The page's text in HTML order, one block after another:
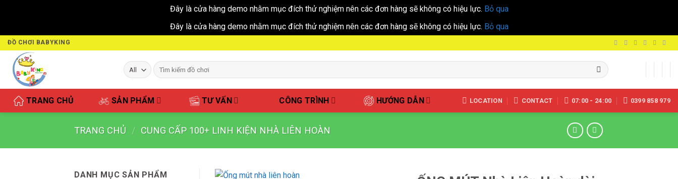
Đây là cửa hàng demo nhằm mục đích thử nghiệm nên các đơn hàng sẽ không có hiệu lực. Bỏ qua
Đây là cửa hàng demo nhằm mục đích thử nghiệm nên các đơn hàng sẽ không có hiệu lực. Bỏ qua
Skip
to
content
ĐỒ CHƠI BABYKING
Tìm
kiếm:
TRANG CHỦ SẢN PHẨM TƯ VẤN CÔNG TRÌNH HƯỚNG DẪN LOCATION CONTACT 07:00 - 24:00 0399 858 979
TRANG CHỦ / CUNG CẤP 100+ LINH KIỆN NHÀ LIÊN HOÀN
DANH MỤC SẢN PHẨM